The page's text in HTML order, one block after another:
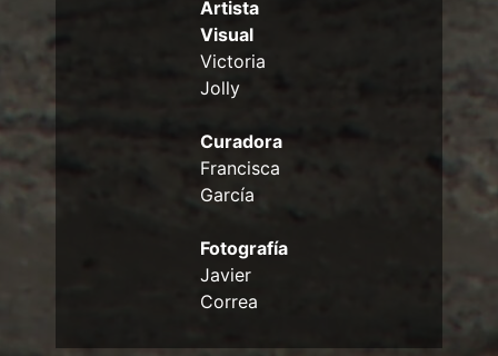
Artista
Visual
Victoria
Jolly
Curadora
Francisca
García
Fotografía
Javier
Correa